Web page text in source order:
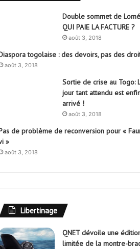
Double sommet de
QUI PAIE LA FACTURE ?
août 3, 2018
togolaise : des devoirs, pas des
août 3, 2018
Sortie de crise au Togo:
jour tant attendu est
arrivé !
août 3, 2018
de problème de reconversion pour «
»
août 3, 2018
Libertinage
QNET dévoile une
limitée de la montre-